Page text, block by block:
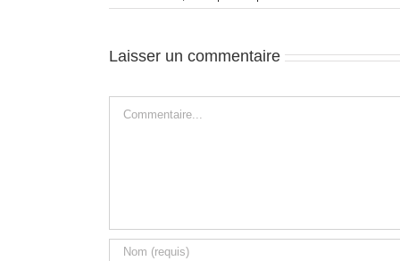
Laisser un commentaire